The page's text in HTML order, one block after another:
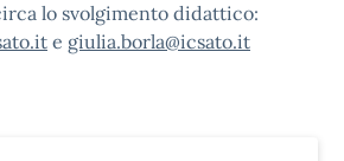
lo svolgimento didattico:
e giulia.borla@icsato.it